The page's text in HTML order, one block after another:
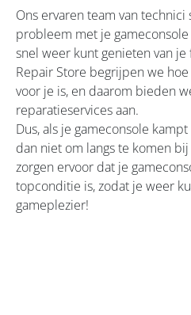
Ons ervaren team van technici
probleem met je
snel weer kunt genieten van je
Repair Store begrijpen we
voor je is, en daarom bieden
reparatieservices aan.
Dus, als je gameconsole
dan niet om langs te komen
zorgen ervoor dat je
topconditie is, zodat je weer
gameplezier!